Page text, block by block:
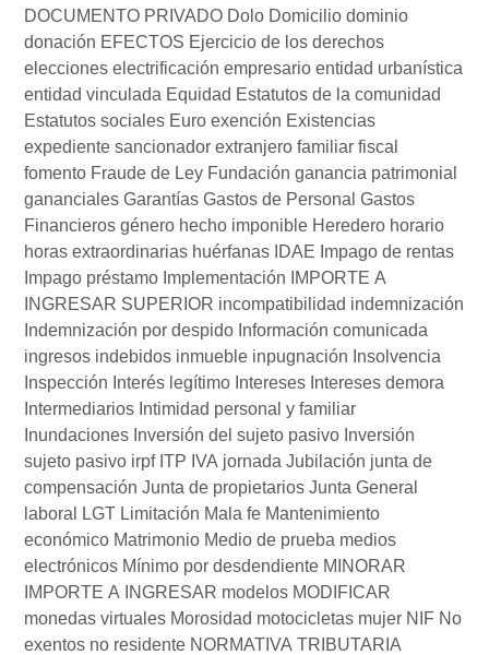
DOCUMENTO PRIVADO Dolo Domicilio dominio
donación EFECTOS Ejercicio de los derechos
elecciones electrificación empresario entidad urbanística
entidad vinculada Equidad Estatutos de la comunidad
Estatutos sociales Euro exención Existencias
expediente sancionador extranjero familiar fiscal
fomento Fraude de Ley Fundación ganancia patrimonial
gananciales Garantías Gastos de Personal Gastos
Financieros género hecho imponible Heredero horario
horas extraordinarias huérfanas IDAE Impago de rentas
Impago préstamo Implementación
IMPORTE A
INGRESAR SUPERIOR incompatibilidad indemnización
Indemnización por despido Información comunicada
ingresos indebidos inmueble inpugnación Insolvencia
Inspección Interés legítimo Intereses Intereses demora
Intermediarios Intimidad personal y familiar
Inundaciones Inversión del sujeto pasivo Inversión
sujeto pasivo irpf ITP IVA jornada Jubilación junta de
compensación Junta de propietarios Junta General
laboral
LGT Limitación Mala fe Mantenimiento
económico Matrimonio Medio de prueba medios
electrónicos Mínimo por desdendiente MINORAR
IMPORTE A INGRESAR modelos MODIFICAR
monedas virtuales Morosidad motocicletas mujer NIF No
exentos no residente NORMATIVA TRIBUTARIA